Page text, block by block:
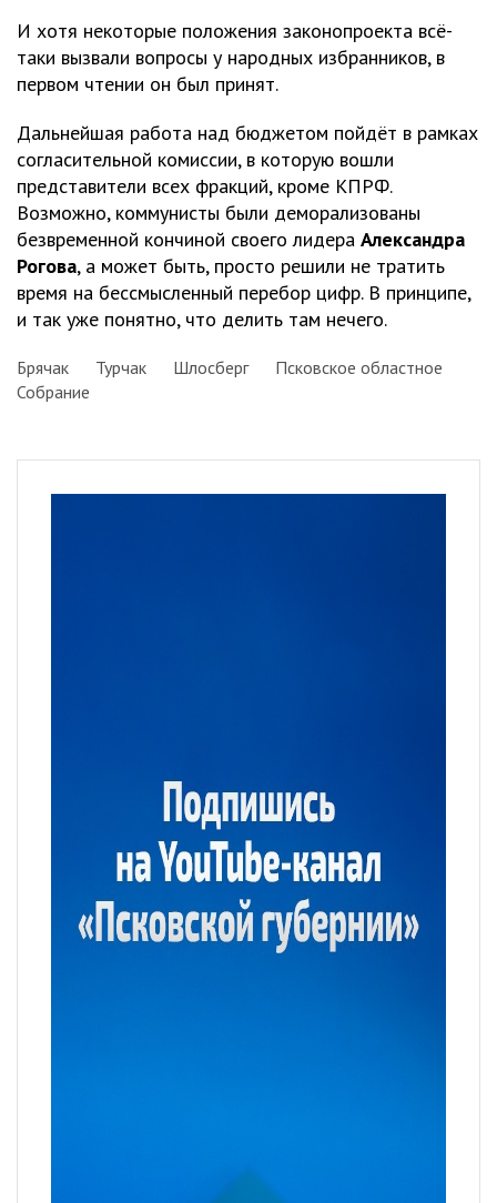
И хотя некоторые положения законопроекта всё-
таки вызвали вопросы у народных избранников, в
первом чтении он был принят.
Дальнейшая работа над бюджетом пойдёт в рамках
согласительной комиссии, в которую вошли
представители всех фракций, кроме КПРФ.
Возможно, коммунисты были деморализованы
безвременной кончиной своего лидера Александра
Рогова, а может быть, просто решили не тратить
время на бессмысленный перебор цифр. В принципе,
и так уже понятно, что делить там нечего.
Брячак Турчак Шлосберг
Псковское областное
Собрание